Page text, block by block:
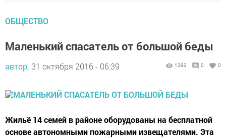
ОБЩЕСТВО
Маленький спасатель от большой беды
автор, 31 октября 2016 - 06:39 1393 0 0
Жильё 14 семей в районе оборудованы на бесплатной
основе автономными пожарными извещателями. Эта